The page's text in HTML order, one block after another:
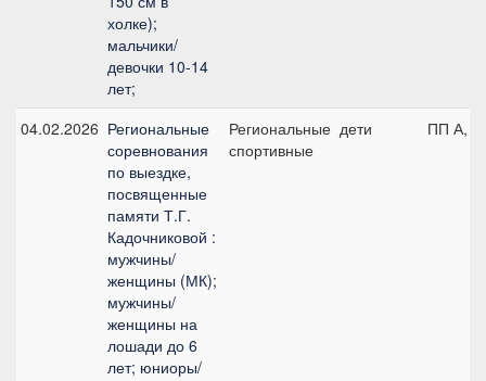
холке);
мальчики/
девочки 10-14
лет;
04.02.2026 Региональные
соревнования
по выездке,
посвященные
памяти Т.Г.
Кадочниковой :
мужчины/
женщины (МК);
мужчины/
женщины на
лошади до 6
лет; юниоры/
Региональные
спортивные
дети ПП А,